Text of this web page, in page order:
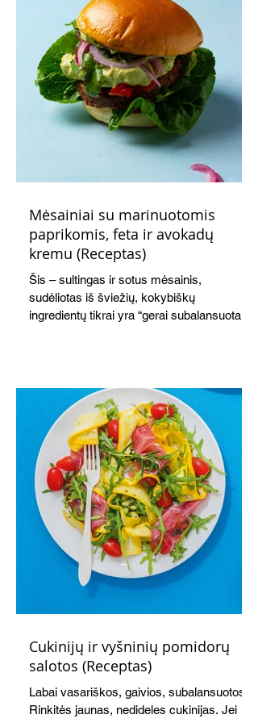
Mėsainiai su marinuotomis
paprikomis, feta ir avokadų
kremu (Receptas)
Šis – sultingas ir sotus mėsainis,
sudėliotas iš šviežių, kokybiškų
ingredientų tikrai yra “gerai subalansuotas
vakarienei, o ypač – visiems vasaros
susibėgimams ant pievelės prie namų.
Nepamirškite ir gėrimų. Prie šio mėsainio
skaniai dera gaivus aviečių ir apelsinų
kokteilis.
Cukinijų ir vyšninių pomidorų
salotos (Receptas)
Labai vasariškos, gaivios, subalansuotos.
Rinkitės jaunas, nedideles cukinijas. Jei